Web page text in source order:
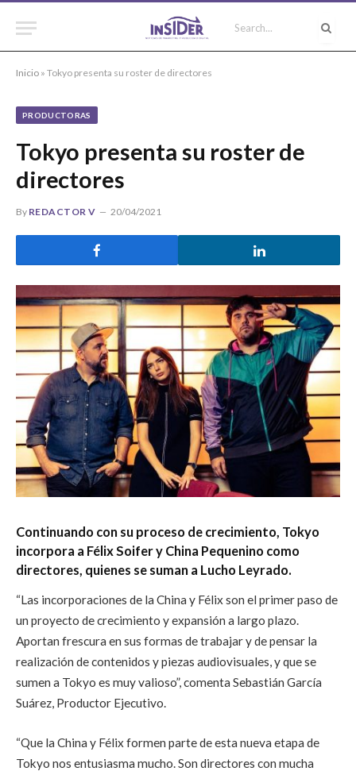
Inicio » Tokyo presenta su roster de directores
PRODUCTORAS
Tokyo presenta su roster de
directores
By REDACTOR V 20/04/2021
Continuando con su proceso de crecimiento, Tokyo
incorpora a Félix Soifer y China Pequenino como
directores, quienes se suman a Lucho Leyrado.
“Las incorporaciones de la China y Félix son el primer paso de
un proyecto de crecimiento y expansión a largo plazo.
Aportan frescura en sus formas de trabajar y de pensar la
realización de contenidos y piezas audiovisuales, y que se
sumen a Tokyo es muy valioso”, comenta Sebastián García
Suárez, Productor Ejecutivo.
“Que la China y Félix formen parte de esta nueva etapa de
Tokyo nos entusiasma mucho. Son directores con mucha